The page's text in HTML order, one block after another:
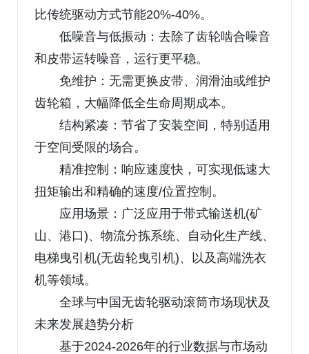
比传统驱动方式节能20%-40%。
低噪音与低振动：去除了齿轮啮合噪音
和皮带运转噪音，运行更平稳。
免维护：无需更换皮带、润滑油或维护
齿轮箱，大幅降低全生命周期成本。
结构紧凑：节省了安装空间，特别适用
于空间受限的场合。
精准控制：响应速度快，可实现低速大
扭矩输出和精确的速度/位置控制。
应用场景：广泛应用于带式输送机(矿
山、港口)、物流分拣系统、自动化生产线、
电梯曳引机(无齿轮曳引机)、以及高端洗衣
机等领域。
全球与中国无齿轮驱动滚筒市场现状及
未来发展趋势分析
基于2024-2026年的行业数据与市场动